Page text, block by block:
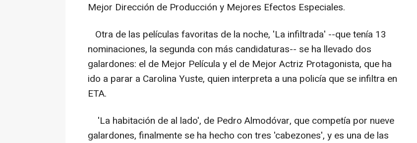
Mejor Dirección de Producción y Mejores Efectos Especiales.
Otra de las películas favoritas de la noche, 'La infiltrada' --que tenía 13
nominaciones, la segunda con más candidaturas-- se ha llevado dos
galardones: el de Mejor Película y el de Mejor Actriz Protagonista, que ha
ido a parar a Carolina Yuste, quien interpreta a una policía que se infiltra en
ETA.
'La habitación de al lado', de Pedro Almodóvar, que competía por nueve
galardones, finalmente se ha hecho con tres 'cabezones', y es una de las